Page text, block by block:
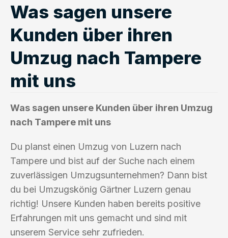
Was sagen unsere
Kunden über ihren
Umzug nach Tampere
mit uns
Was sagen unsere Kunden über ihren Umzug
nach Tampere mit uns
Du planst einen Umzug von Luzern nach
Tampere und bist auf der Suche nach einem
zuverlässigen Umzugsunternehmen? Dann bist
du bei Umzugskönig Gärtner Luzern genau
richtig! Unsere Kunden haben bereits positive
Erfahrungen mit uns gemacht und sind mit
unserem Service sehr zufrieden.